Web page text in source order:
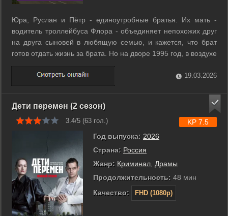
Юра, Руслан и Пётр - единоутробные братья. Их мать -
водитель троллейбуса Флора - объединяет непохожих друг
на друга сыновей в любящую семью, и кажется, что брат
готов отдать жизнь за брата. Но на дворе 1995 год, в воздухе
витает запах быстрой наживы, открываются подпольные
клубы и во дворах идут разборки не на жизнь, а на смерть. У
каждого из ...
19.03.2026
Дети перемен (2 сезон)
3.4/5 (63 гол.)
Год выпуска: 2026
Страна: Россия
Жанр: Криминал Драмы
Продолжительность: 48 мин
Качество:
FHD (1080p)
KP 7.5